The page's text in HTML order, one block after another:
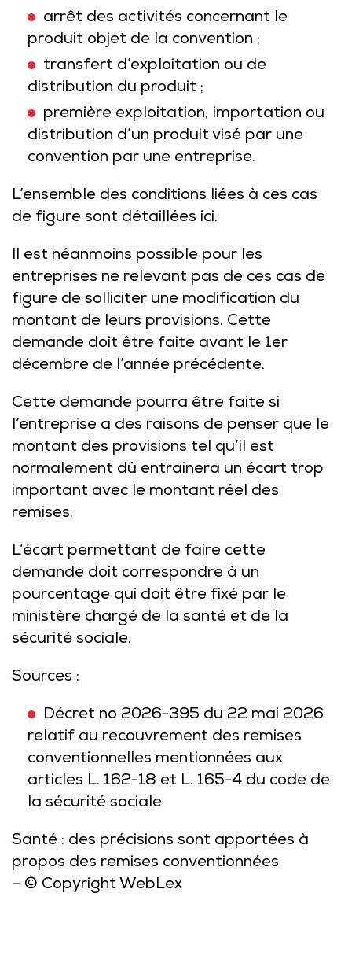
arrêt des activités concernant le
produit objet de la convention ;
transfert d’exploitation ou de
distribution du produit ;
première exploitation, importation ou
distribution d’un produit visé par une
convention par une entreprise.
L’ensemble des conditions liées à ces cas
de figure sont détaillées ici.
Il est néanmoins possible pour les
entreprises ne relevant pas de ces cas de
figure de solliciter une modification du
montant de leurs provisions. Cette
demande doit être faite avant le 1er
décembre de l’année précédente.
Cette demande pourra être faite si
l’entreprise a des raisons de penser que le
montant des provisions tel qu’il est
normalement dû entrainera un écart trop
important avec le montant réel des
remises.
L’écart permettant de faire cette
demande doit correspondre à un
pourcentage qui doit être fixé par le
ministère chargé de la santé et de la
sécurité sociale.
Sources :
Décret no 2026-395 du 22 mai 2026
relatif au recouvrement des remises
conventionnelles mentionnées aux
articles L. 162-18 et L. 165-4 du code de
la sécurité sociale
Santé : des précisions sont apportées à
propos des remises conventionnées
– © Copyright WebLex